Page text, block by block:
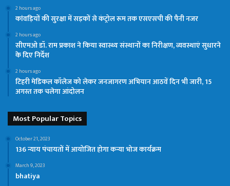
2 hours ago
कांवड़ियों की सुरक्षा में सड़कों से कंट्रोल रूम तक एसएसपी की पैनी नजर
2 hours ago
सीएमओ डॉ. राम प्रकाश ने किया स्वास्थ्य संस्थानों का निरीक्षण, व्यवस्थाएं सुधारने
के दिए निर्देश
2 hours ago
टिहरी मेडिकल कॉलेज को लेकर जनजागरण अभियान आठवें दिन भी जारी, 15
अगस्त तक चलेगा आंदोलन
Most Popular Topics
October 21, 2023
136 न्याय पंचायतों में आयोजित होगा कन्या भोज कार्यक्रम
March 9, 2023
bhatiya